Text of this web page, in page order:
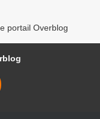
portail Overblog